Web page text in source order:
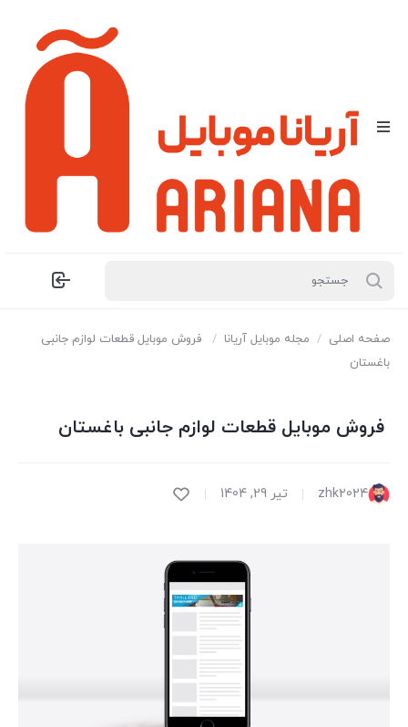
صفحه اصلی / مجله موبایل آریانا /
فروش موبایل قطعات لوازم جانبی
باغستان
فروش موبایل قطعات لوازم جانبی باغستان
zhk2024 تیر 29, 1404